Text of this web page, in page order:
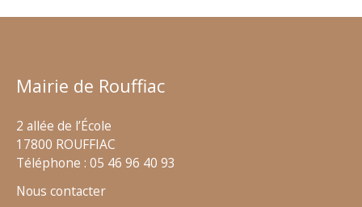
Mairie de Rouffiac
2 allée de l’École
17800 ROUFFIAC
Téléphone : 05 46 96 40 93
Nous contacter